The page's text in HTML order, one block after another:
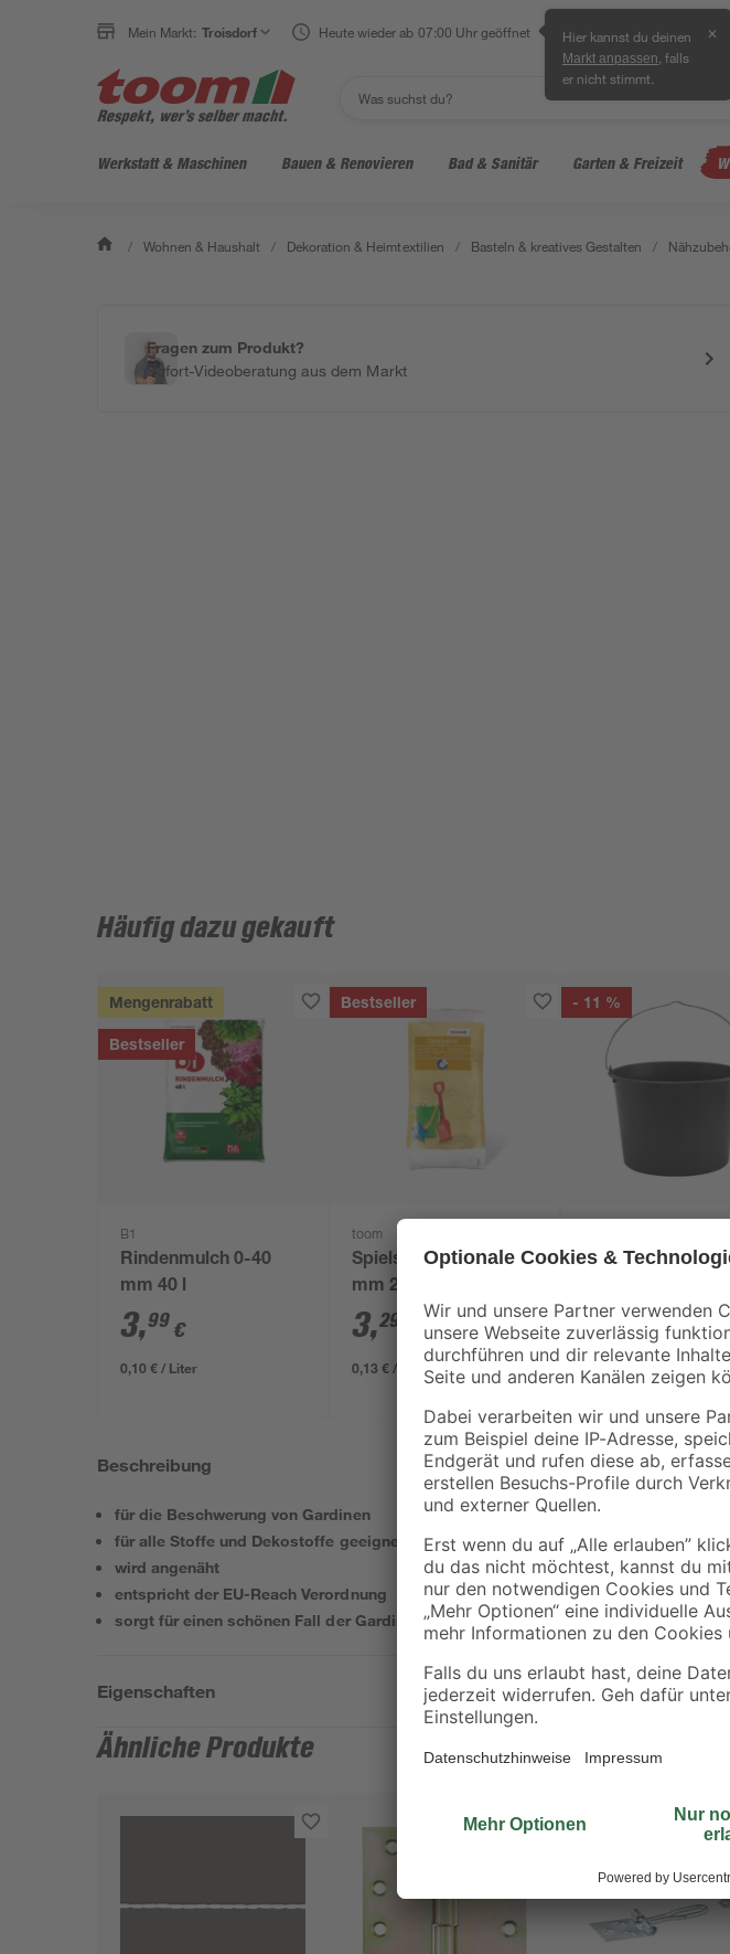
Mein Markt: Troisdorf Heute wieder ab 07:00 Uhr geöffnet Hier kannst du deinen
Markt anpassen , falls
er nicht stimmt.
✕
Werkstatt & Maschinen Bauen & Renovieren Bad & Sanitär Garten & Freizeit
/ Wohnen & Haushalt / Dekoration & Heimtextilien / Basteln & kreatives Gestalten /
Fragen zum Produkt?
Sofort-Videoberatung aus dem Markt
Häufig dazu gekauft
Mengenrabatt
Bestseller
B1
Rindenmulch 0-40
mm 40 l
3,99 €
0,10 € / Liter
Bestseller
toom
Spielsand beige 0-2
mm 25 kg
3,29
0,13 € / Kilogramm
- 11 %
Baueimer 12 l
1,49€ 1,69 €
Beschreibung
für die Beschwerung von Gardinen
für alle Stoffe und Dekostoffe geeignet
wird angenäht
entspricht der EU-Reach Verordnung
sorgt für einen schönen Fall der Gardine
Eigenschaften
Ähnliche Produkte